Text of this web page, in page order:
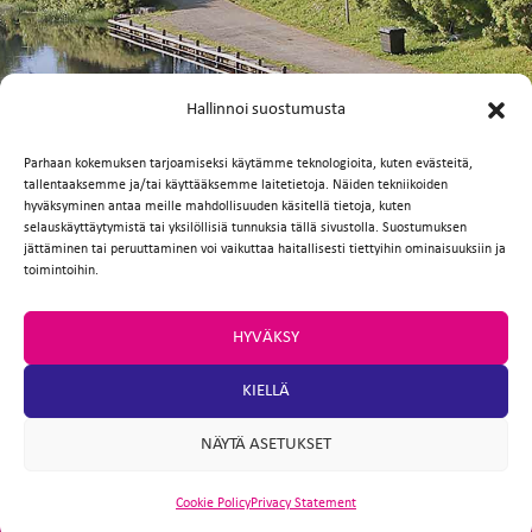
Hallinnoi suostumusta
Parhaan kokemuksen tarjoamiseksi käytämme teknologioita, kuten evästeitä,
tallentaaksemme ja/tai käyttääksemme laitetietoja. Näiden tekniikoiden
hyväksyminen antaa meille mahdollisuuden käsitellä tietoja, kuten
selauskäyttäytymistä tai yksilöllisiä tunnuksia tällä sivustolla. Suostumuksen
jättäminen tai peruuttaminen voi vaikuttaa haitallisesti tiettyihin ominaisuuksiin ja
toimintoihin.
HYVÄKSY
KIELLÄ
NÄYTÄ ASETUKSET
Cookie PolicyPrivacy Statement
FI